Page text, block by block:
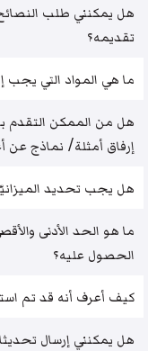
هل يمكنني طلب
تقديمه؟
ما هي المواد التي يجب
هل من الممكن
إرفاق أمثلة/ نماذج عن
هل يجب تحديد
ما هو الحد الأدنى
الحصول عليه؟
كيف أعرف أنه قد تم
هل يمكنني إرسال